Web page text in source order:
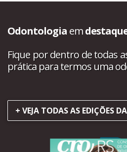
Odontologia em
Fique por dentro de todas
prática para termos uma
+ VEJA TODAS AS EDIÇÕES